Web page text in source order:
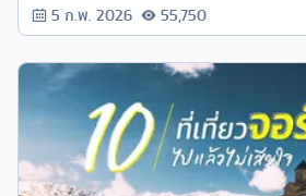
5 ก.พ. 2026 55,750